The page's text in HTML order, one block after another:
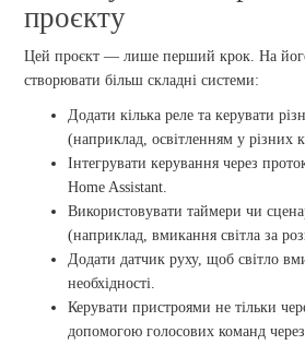
проєкту
Цей проєкт — лише перший крок. На
створювати більш складні системи:
Додати кілька реле та керувати
(наприклад, освітленням у різних
Інтегрувати керування через
Home Assistant.
Використовувати таймери чи
(наприклад, вмикання світла за
Додати датчик руху, щоб світло
необхідності.
Керувати пристроями не тільки
допомогою голосових команд